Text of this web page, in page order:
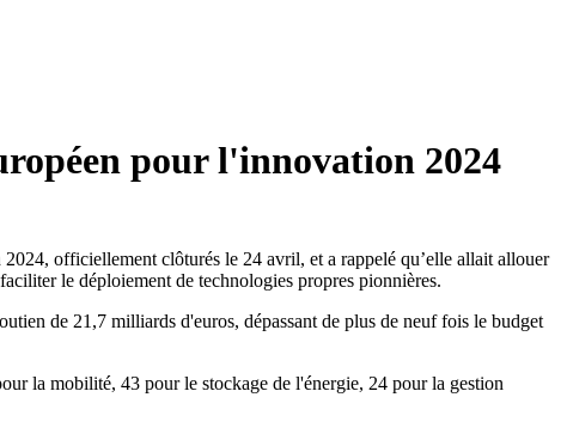
pour l'innovation 2024
officiellement clôturés le 24 avril, et a rappelé qu’elle allait allouer
le déploiement de technologies propres pionnières.
de 21,7 milliards d'euros, dépassant de plus de neuf fois le budget
la mobilité, 43 pour le stockage de l'énergie, 24 pour la gestion